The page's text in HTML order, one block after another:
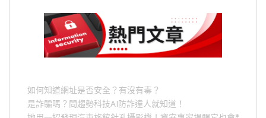
如何知道網址是否安全？有沒有毒？
是詐騙嗎？問趨勢科技AI防詐達人就知道！